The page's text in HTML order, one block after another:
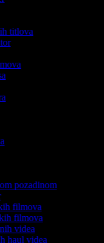
titlova
pozadinom
filmova
filmova
videa
haul videa